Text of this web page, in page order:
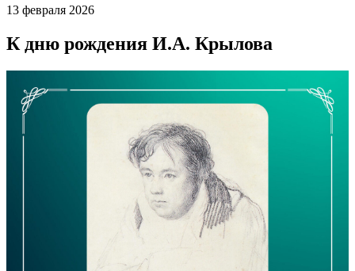
13 февраля 2026
К дню рождения И.А. Крылова